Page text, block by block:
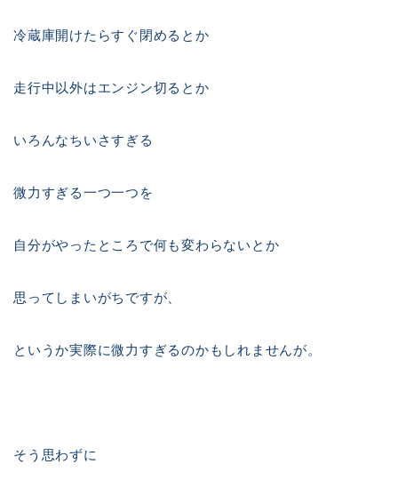
冷蔵庫開けたらすぐ閉めるとか
走行中以外はエンジン切るとか
いろんなちいさすぎる
微力すぎる一つ一つを
自分がやったところで何も変わらないとか
思ってしまいがちですが、
というか実際に微力すぎるのかもしれませんが。
そう思わずに